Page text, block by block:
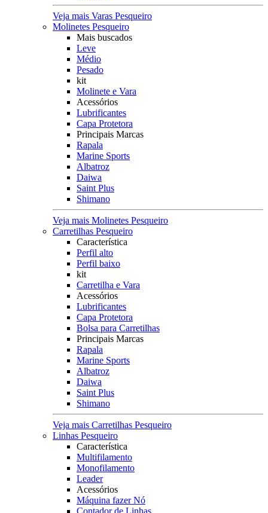
Veja mais Varas Pesqueiro
Molinetes Pesqueiro
Mais buscados
Leve
Médio
Pesado
kit
Molinete e Vara
Acessórios
Lubrificantes
Capa Protetora
Principais Marcas
Rapala
Marine Sports
Albatroz
Daiwa
Saint Plus
Shimano
Veja mais Molinetes Pesqueiro
Carretilhas Pesqueiro
Característica
Perfil alto
Perfil baixo
kit
Carretilha e Vara
Acessórios
Lubrificantes
Capa Protetora
Bolsa para Carretilhas
Principais Marcas
Rapala
Marine Sports
Albatroz
Daiwa
Saint Plus
Shimano
Veja mais Carretilhas Pesqueiro
Linhas Pesqueiro
Característica
Multifilamento
Monofilamento
Leader
Acessórios
Máquina fazer Nó
Contador de Linhas